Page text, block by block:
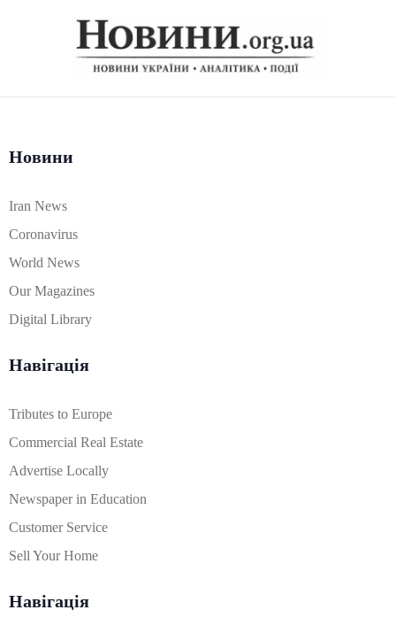
Новини
Iran News
Coronavirus
World News
Our Magazines
Digital Library
Навігація
Tributes to Europe
Commercial Real Estate
Advertise Locally
Newspaper in Education
Customer Service
Sell Your Home
Навігація